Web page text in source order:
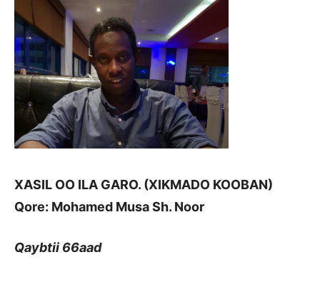
XASIL OO ILA GARO. (XIKMADO KOOBAN)
Qore: Mohamed Musa Sh. Noor
Qaybtii 66aad